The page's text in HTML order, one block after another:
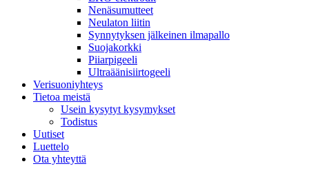
Nenäsumutteet
Neulaton liitin
Synnytyksen jälkeinen ilmapallo
Suojakorkki
Piiarpigeeli
Ultraäänisiirtogeeli
Verisuoniyhteys
Tietoa meistä
Usein kysytyt kysymykset
Todistus
Uutiset
Luettelo
Ota yhteyttä